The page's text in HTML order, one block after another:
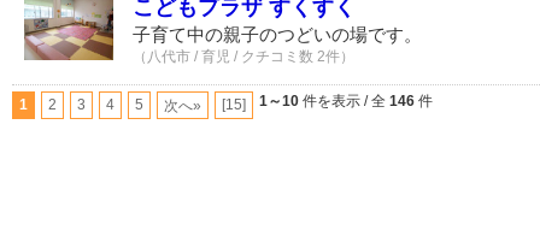
こどもプラザ すくすく
子育て中の親子のつどいの場です。
（八代市 / 育児 / クチコミ数 2件）
1 2 3 4 5 次へ» [15] 1～10 件を表示 / 全 146 件